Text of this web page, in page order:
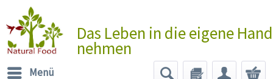
Das Leben in die eigene Hand
nehmen
Menü